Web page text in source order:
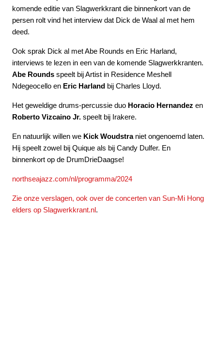
komende editie van Slagwerkkrant die binnenkort van de
persen rolt vind het interview dat Dick de Waal al met hem
deed.
Ook sprak Dick al met Abe Rounds en Eric Harland,
interviews te lezen in een van de komende Slagwerkkranten.
Abe Rounds speelt bij Artist in Residence Meshell
Ndegeocello en Eric Harland bij Charles Lloyd.
Het geweldige drums-percussie duo Horacio Hernandez en
Roberto Vizcaino Jr. speelt bij Irakere.
En natuurlijk willen we Kick Woudstraniet ongenoemd laten.
Hij speelt zowel bij Quique als bij Candy Dulfer. En
binnenkort op de DrumDrieDaagse!
northseajazz.com/nl/programma/2024
Zie onze verslagen, ook over de concerten van Sun-Mi Hong
elders op Slagwerkkrant.nl.